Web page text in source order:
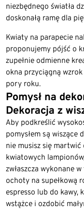
niezbędnego światła
doskonałą ramę dla
Kwiaty na parapecie
proponujemy pójść o
zupełnie odmienne
okna przyciągną
pory roku.
Pomysł na
Dekoracja z
Aby podkreślić
pomysłem są wiszące
nie musisz się
kwiatowych
zwłaszcza wykonane
ochoty na supełkową
espresso lub do kawy,
wstążce i ozdobić